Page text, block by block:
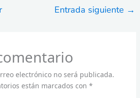
Entrada siguiente →
electrónico no será publicada.
están marcados con *